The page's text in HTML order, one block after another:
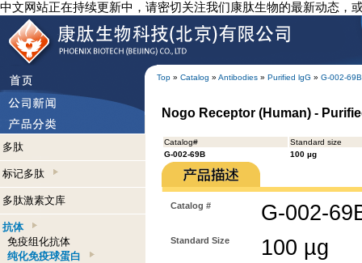
中文网站正在持续更新中，请密切关注我们康肽生物的最新动态，
Top » Catalog » Antibodies » Purified lgG » G-002-69B
多肽
标记多肽
多肽激素文库
抗体
免疫组化抗体
纯化免疫球蛋白
Nogo Receptor (Human) -
Catalog#
Standard size
G-002-69B
100 µg
Catalog # G-002-
Standard Size 100 µg